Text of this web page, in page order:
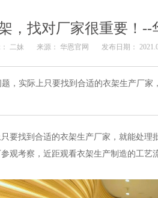
，找对厂家很重要！--
二妹 来源： 华恩官网 发布日期：
，实际上只要找到合适的衣架生产厂
要找到合适的衣架生产厂家，就能处
观考察，近距观看衣架生产制造的工